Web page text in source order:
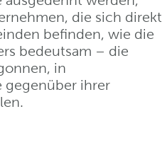
die sich direkt
befinden, wie die
bedeutsam – die
in
gegenüber ihrer